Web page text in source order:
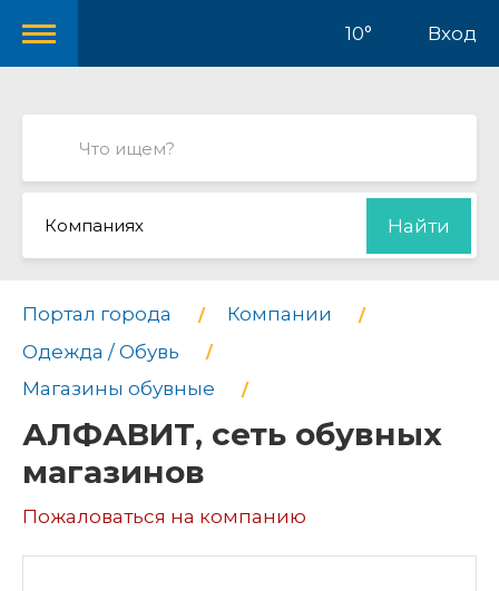
10° Вход
Компаниях Найти
Портал города
Компании
Одежда / Обувь
Магазины обувные
АЛФАВИТ, сеть обувных
магазинов
Пожаловаться на компанию